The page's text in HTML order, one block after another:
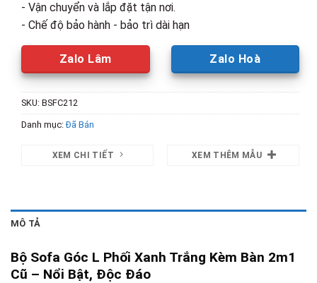
- Vận chuyển và lắp đặt tận nơi.
- Chế độ bảo hành - bảo trì dài hạn
Zalo Lâm Zalo Hoà
SKU: BSFC212
Danh mục:Đã Bán
XEM CHI TIẾT XEM THÊM MẪU
MÔ TẢ
Bộ Sofa Góc L Phối Xanh Trắng Kèm Bàn 2m1
Cũ – Nổi Bật, Độc Đáo